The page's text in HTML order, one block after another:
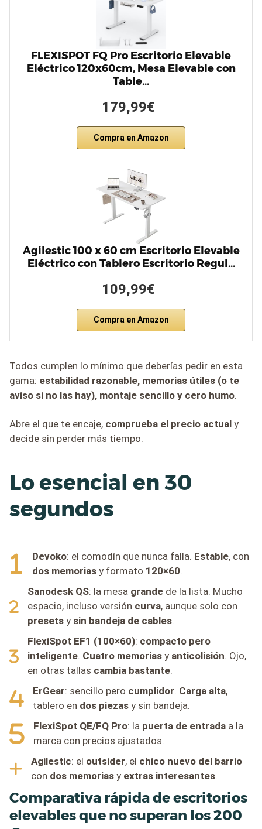
FLEXISPOT FQ Pro Escritorio Elevable
Eléctrico 120x60cm, Mesa Elevable con
Table…
179,99€
Compra en Amazon
Agilestic 100 x 60 cm Escritorio Elevable
Eléctrico con Tablero Escritorio Regul…
109,99€
Compra en Amazon
Todos cumplen lo mínimo que deberías pedir en esta
gama: estabilidad razonable, memorias útiles (o te
aviso si no las hay), montaje sencillo y cero humo.
Abre el que te encaje, comprueba el precio actual y
decide sin perder más tiempo.
Lo esencial en 30
segundos
Devoko: el comodín que nunca falla. Estable, con
dos memoriasy formato 120×60.
Sanodesk QS: la mesa grandede la lista. Mucho
espacio, incluso versión curva, aunque solo con
presetsy sin bandeja de cables.
FlexiSpot EF1 (100×60): compacto pero
inteligente. Cuatro memorias y anticolisión. Ojo,
en otras tallas cambia bastante.
ErGear: sencillo pero cumplidor. Carga alta,
tablero en dos piezasy sin bandeja.
FlexiSpot QE/FQ Pro: la puerta de entradaa la
marca con precios ajustados.
Agilestic: el outsider, el chico nuevo del barrio
con dos memorias y extras interesantes.
Comparativa rápida de escritorios
elevables que no superan los 200